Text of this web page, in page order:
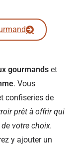
gourmands et
. Vous
confiseries de
prêt à offrir qui
votre choix.
y ajouter un